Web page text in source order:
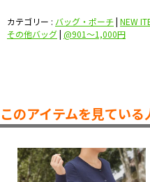
カテゴリー : バッグ・ポーチ| NEW
その他バッグ| @901〜1,000円
このアイテムを見てい